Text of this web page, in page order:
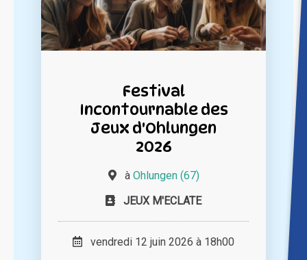
Festival
Incontournable des
Jeux d'Ohlungen
2026
à Ohlungen (67)
JEUX M'ECLATE
vendredi 12 juin 2026 à 18h00